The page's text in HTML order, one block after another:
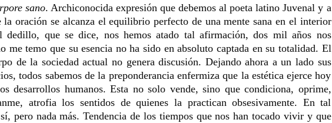
sano. Archiconocida expresión que debemos al poeta latino Juvenal y a
la oración se alcanza el equilibrio perfecto de una mente sana en el interior
dedillo, que se dice, nos hemos atado tal afirmación, dos mil años nos
me temo que su esencia no ha sido en absoluto captada en su totalidad. El
de la sociedad actual no genera discusión. Dejando ahora a un lado sus
todos sabemos de la preponderancia enfermiza que la estética ejerce hoy
desarrollos humanos. Esta no solo vende, sino que condiciona, oprime,
atrofia los sentidos de quienes la practican obsesivamente. En tal
pero nada más. Tendencia de los tiempos que nos han tocado vivir y que